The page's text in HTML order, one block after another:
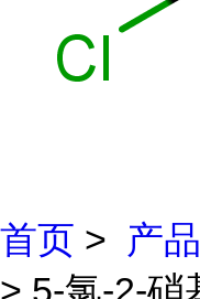
首页 > 产
> 5-氯-2-硝